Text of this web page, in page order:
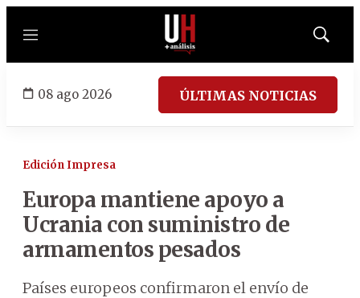
Menú
Mostrar
08 ago 2026 ÚLTIMAS NOTICIAS
Edición Impresa
Europa mantiene apoyo a
Ucrania con suministro de
armamentos pesados
Países europeos confirmaron el envío de